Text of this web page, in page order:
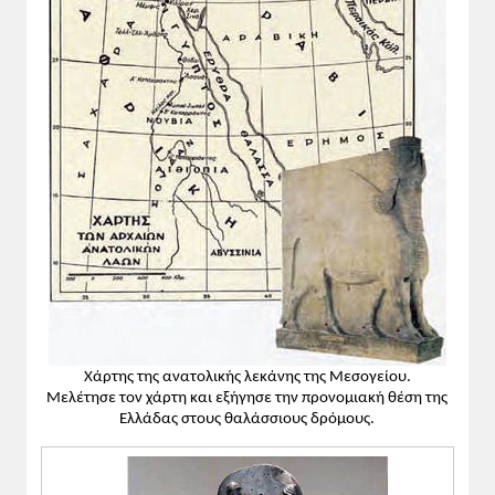
Οι λαοί της Παλαιστίνη και της Μικράς
Ασίας:
Φοίνικες: θαλασσοπόροι· κύριοι της
Μεσογείου· έμποροι δεινοί. Φράσεις που
αποδίδουν τα κύρια χαρακτηριστικά των
Φοινίκων. Και η απλοποίηση του
αλφαβήτου. Οι μαθητές καλούνται να
απαντήσουν γιατί, κατά τη γνώμη τους, η
απλοποίηση αυτή αποτελεί μεγίστη
συμβολή στην πορεία του πολιτισμού.
Εβραίοι: Μονοθεϊσμός: να αναλυθεί
λεπτομερών η έννοια στους μαθητές. Με
το παράθεμα από τη Βίβλο να
προσδιοριστεί ο ρόλος του Θεού στην
ιστορία των Εβραίων.
Χετταίοι: Ιστορική αφήγηση. Η σημασία
της.
Χάρτης της ανατολικής λεκάνης της Μεσογείου.
Μελέτησε τον χάρτη και εξήγησε την προνομιακή θέση της
Ελλάδας στους θαλάσσιους δρόμους.